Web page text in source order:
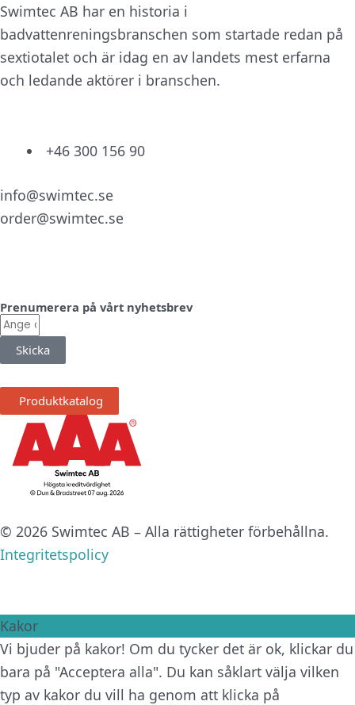
Swimtec AB har en historia i
badvattenreningsbranschen som startade redan på
sextiotalet och är idag en av landets mest erfarna
och ledande aktörer i branschen.
+46 300 156 90
info@swimtec.se
order@swimtec.se
Prenumerera på vårt nyhetsbrev
E-
postSkicka
Produktkatalog
© 2026 Swimtec AB – Alla rättigheter förbehållna.
Integritetspolicy
Kakor
Vi bjuder på kakor! Om du tycker det är ok, klickar du
bara på "Acceptera alla". Du kan såklart välja vilken
typ av kakor du vill ha genom att klicka på